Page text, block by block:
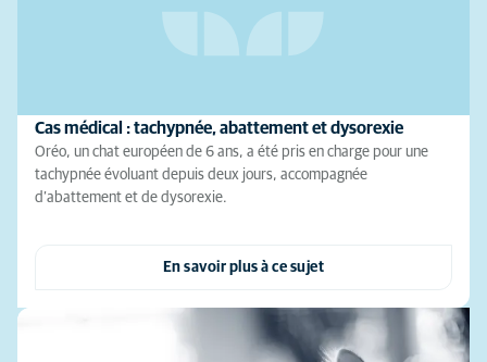
Cas médical : tachypnée, abattement et dysorexie
Oréo, un chat européen de 6 ans, a été pris en charge pour une
tachypnée évoluant depuis deux jours, accompagnée
d’abattement et de dysorexie.
En savoir plus à ce sujet